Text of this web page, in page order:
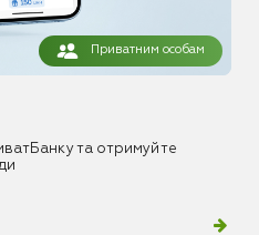
Приватним особам
та отримуйте